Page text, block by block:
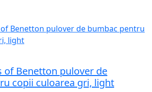
of Benetton pulover de
copii culoarea gri, light